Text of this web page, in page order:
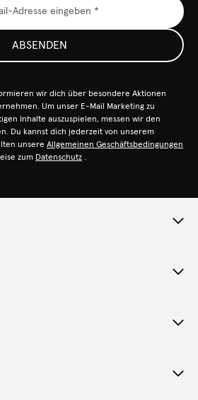
ABSENDEN
wir dich über besondere Aktionen
Um unser E-Mail Marketing zu
Inhalte auszuspielen, messen wir den
Du kannst dich jederzeit von unserem
unsere Allgemeinen Geschäftsbedingungen
zum Datenschutz .